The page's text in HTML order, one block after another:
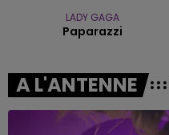
LADY GAGA
Paparazzi
A L'ANTENNE